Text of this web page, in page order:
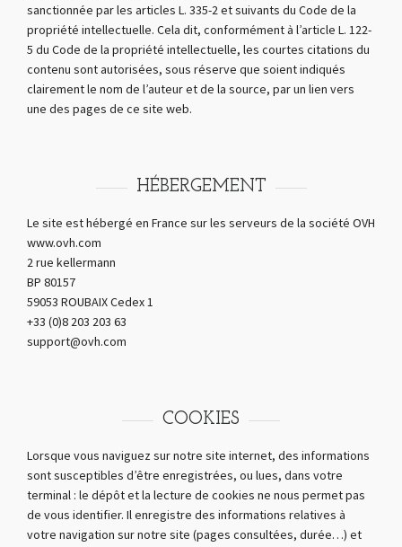
sanctionnée par les articles L. 335-2 et suivants du Code de la
propriété intellectuelle. Cela dit, conformément à l’article L. 122-
5 du Code de la propriété intellectuelle, les courtes citations du
contenu sont autorisées, sous réserve que soient indiqués
clairement le nom de l’auteur et de la source, par un lien vers
une des pages de ce site web.
HÉBERGEMENT
Le site est hébergé en France sur les serveurs de la société OVH
www.ovh.com
2 rue kellermann
BP 80157
59053 ROUBAIX Cedex 1
+33 (0)8 203 203 63
support@ovh.com
COOKIES
Lorsque vous naviguez sur notre site internet, des informations
sont susceptibles d’être enregistrées, ou lues, dans votre
terminal : le dépôt et la lecture de cookies ne nous permet pas
de vous identifier. Il enregistre des informations relatives à
votre navigation sur notre site (pages consultées, durée…) et